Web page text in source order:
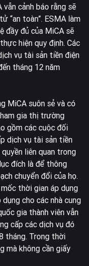
cảnh báo rằng sẽ
“an toàn”. ESMA làm
đầy đủ của MiCA sẽ
hiện quy định. Các
vụ tài sản tiền điện
tháng 12 năm
MiCA suôn sẻ và có
gia thị trường
gồm các cuộc đối
dịch vụ tài sản tiền
liên quan trong
đích là để thông
chuyển đổi của họ.
thời gian áp dụng
cho các nhà cung
gia thành viên vẫn
cấp các dịch vụ đó
tháng. Trong thời
mà không cần giấy